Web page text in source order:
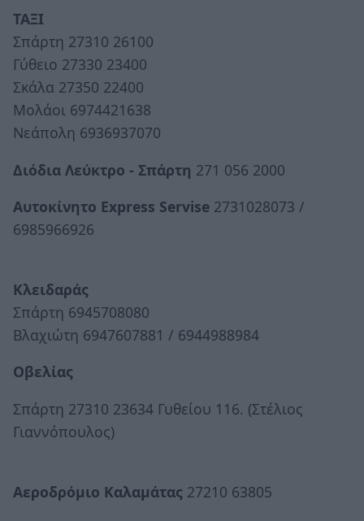
ΤΑΞΙ
Σπάρτη 27310 26100
Γύθειο 27330 23400
Σκάλα 27350 22400
Μολάοι 6974421638
Νεάπολη 6936937070
Διόδια Λεύκτρο - Σπάρτη 271 056 2000
Αυτοκίνητο Εxpress Servise 2731028073 /
6985966926
Κλειδαράς
Σπάρτη 6945708080
Βλαχιώτη 6947607881 / 6944988984
Οβελίας
Σπάρτη 27310 23634 Γυθείου 116. (Στέλιος
Γιαννόπουλος)
Αεροδρόμιο Καλαμάτας 27210 63805